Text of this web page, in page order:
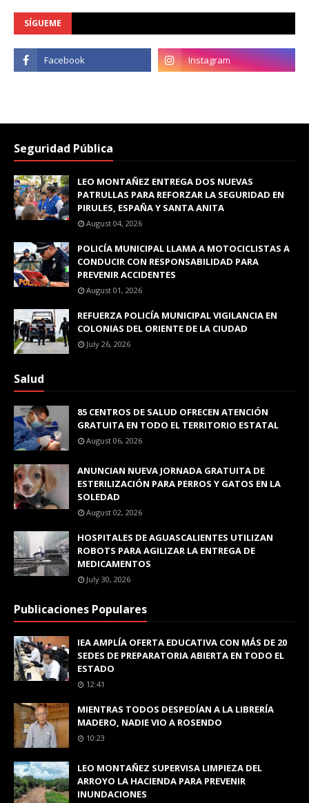
SÍGUEME
Seguridad Pública
LEO MONTAÑEZ ENTREGA DOS NUEVAS
PATRULLAS PARA REFORZAR LA SEGURIDAD EN
PIRULES, ESPAÑA Y SANTA ANITA
August 04, 2026
POLICÍA MUNICIPAL LLAMA A MOTOCICLISTAS A
CONDUCIR CON RESPONSABILIDAD PARA
PREVENIR ACCIDENTES
August 01, 2026
REFUERZA POLICÍA MUNICIPAL VIGILANCIA EN
COLONIAS DEL ORIENTE DE LA CIUDAD
July 26, 2026
Salud
85 CENTROS DE SALUD OFRECEN ATENCIÓN
GRATUITA EN TODO EL TERRITORIO ESTATAL
August 06, 2026
ANUNCIAN NUEVA JORNADA GRATUITA DE
ESTERILIZACIÓN PARA PERROS Y GATOS EN LA
SOLEDAD
August 02, 2026
HOSPITALES DE AGUASCALIENTES UTILIZAN
ROBOTS PARA AGILIZAR LA ENTREGA DE
MEDICAMENTOS
July 30, 2026
Publicaciones Populares
IEA AMPLÍA OFERTA EDUCATIVA CON MÁS DE 20
SEDES DE PREPARATORIA ABIERTA EN TODO EL
ESTADO
12:41
MIENTRAS TODOS DESPEDÍAN A LA LIBRERÍA
MADERO, NADIE VIO A ROSENDO
10:23
LEO MONTAÑEZ SUPERVISA LIMPIEZA DEL
ARROYO LA HACIENDA PARA PREVENIR
INUNDACIONES